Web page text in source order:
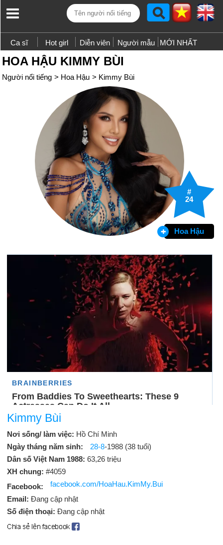
Ca sĩ Hot girl Diễn viên Người mẫu MỚI NHẤT
HOA HẬU KIMMY BÙI
Người nổi tiếng > Hoa Hậu > Kimmy Bùi
#
24
Hoa Hậu
Kimmy Bùi
Nơi sống/ làm việc: Hồ Chí Minh
Ngày tháng năm sinh:
28-8-1988 (38 tuổi)
Dân số Việt Nam 1988: 63,26 triệu
XH chung: #4059
Facebook:
facebook.com/HoaHau.KimMy.Bui
Email: Đang cập nhật
Số điện thoại: Đang cập nhật